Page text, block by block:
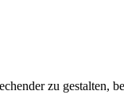
zu gestalten,